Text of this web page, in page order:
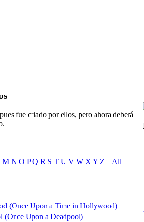
fue criado por ellos, pero ahora deberá
M N O P Q R S T U V W X Y Z
All
(Once Upon a Time in Hollywood)
(Once Upon a Deadpool)